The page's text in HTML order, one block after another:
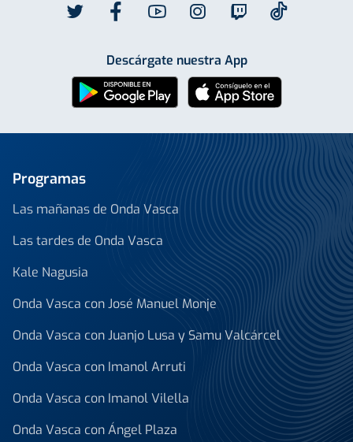
Descárgate nuestra App
Programas
Las mañanas de Onda Vasca
Las tardes de Onda Vasca
Kale Nagusia
Onda Vasca con José Manuel Monje
Onda Vasca con Juanjo Lusa y Samu Valcárcel
Onda Vasca con Imanol Arruti
Onda Vasca con Imanol Vilella
Onda Vasca con Ángel Plaza